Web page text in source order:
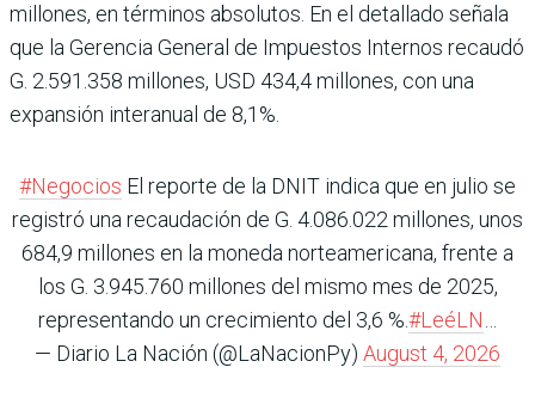
millones, en términos absolutos. En el detallado señala
que la Gerencia General de Impuestos Internos recaudó
G. 2.591.358 millones, USD 434,4 millones, con una
expansión interanual de 8,1%.
#Negocios El reporte de la DNIT indica que en julio se
registró una recaudación de G. 4.086.022 millones, unos
684,9 millones en la moneda norteamericana, frente a
los G. 3.945.760 millones del mismo mes de 2025,
representando un crecimiento del 3,6 %.#LeéLN…
— Diario La Nación (@LaNacionPy) August 4, 2026